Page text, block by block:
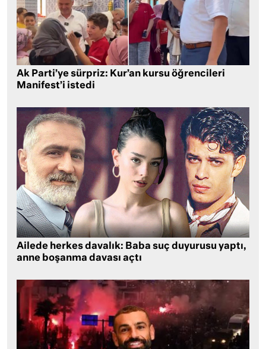
Ak Parti’ye sürpriz: Kur’an kursu öğrencileri
Manifest’i istedi
Ailede herkes davalık: Baba suç duyurusu yaptı,
anne boşanma davası açtı